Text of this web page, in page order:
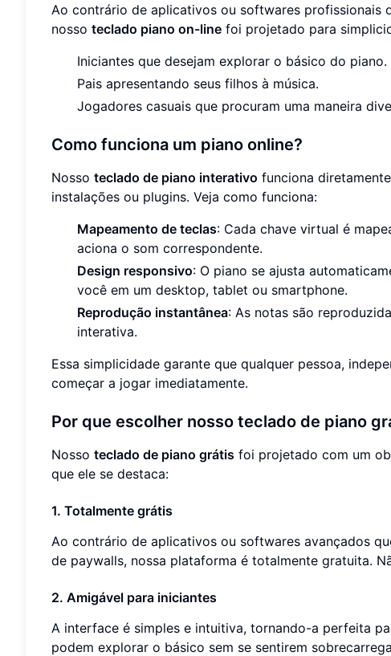
Ao contrário de aplicativos ou softwares profissionais
nosso teclado piano on-line foi projetado para
Iniciantes que desejam explorar o básico do piano.
Pais apresentando seus filhos à música.
Jogadores casuais que procuram uma maneira
Como funciona um piano online?
Nosso teclado de piano interativo funciona
instalações ou plugins. Veja como funciona:
Mapeamento de teclas: Cada chave virtual é
aciona o som correspondente.
Design responsivo: O piano se ajusta
você em um desktop, tablet ou smartphone.
Reprodução instantânea: As notas são
interativa.
Essa simplicidade garante que qualquer pessoa,
começar a jogar imediatamente.
Por que escolher nosso teclado de piano
Nosso teclado de piano grátis foi projetado com um
que ele se destaca:
1. Totalmente grátis
Ao contrário de aplicativos ou softwares avançados
de paywalls, nossa plataforma é totalmente gratuita.
2. Amigável para iniciantes
A interface é simples e intuitiva, tornando-a perfeita
podem explorar o básico sem se sentirem